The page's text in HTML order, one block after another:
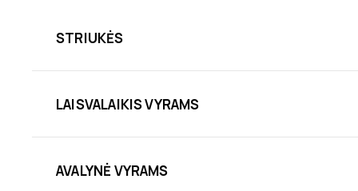
STRIUKĖS
LAISVALAIKIS VYRAMS
AVALYNĖ VYRAMS